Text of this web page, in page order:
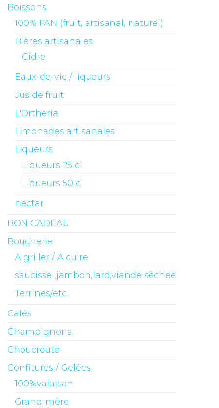
Boissons
100% FAN (fruit, artisanal, naturel)
Bières artisanales
Cidre
Eaux-de-vie / liqueurs
Jus de fruit
L'Ortheria
Limonades artisanales
Liqueurs
Liqueurs 25 cl
Liqueurs 50 cl
nectar
BON CADEAU
Boucherie
A griller / A cuire
saucisse ,jambon,lard,viande sèchee
Terrines/etc.
Cafés
Champignons
Choucroute
Confitures / Gelées
100%valaisan
Grand-mère